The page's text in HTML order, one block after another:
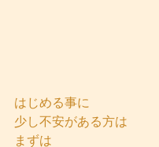
はじめる事に
少し不安がある方は
まずは